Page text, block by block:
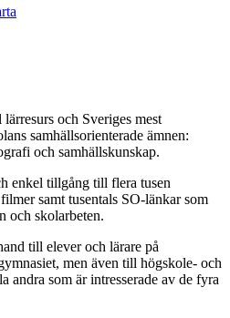
och Sveriges mest
samhällsorienterade ämnen:
och samhällskunskap.
enkel tillgång till flera tusen
samt tusentals SO-länkar som
och skolarbeten.
till elever och lärare på
men även till högskole- och
andra som är intresserade av de fyra